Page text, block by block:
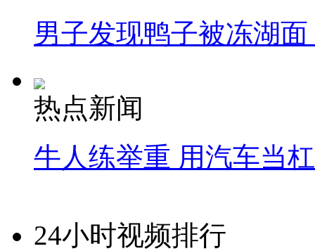
男子发现鸭子被冻湖
热点新闻
牛人练举重 用汽车当
24小时视频排行